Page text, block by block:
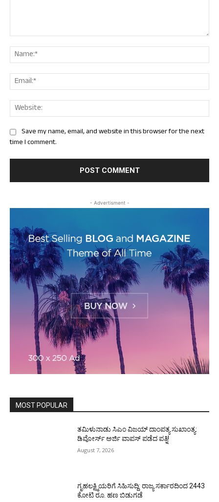
Save my name, email, and website in this browser for the next
time I comment.
- Advertisment -
MOST POPULAR
ತಮಿಳುನಾಡು ಸಿಎಂ ವಿಜಯ್‌ ದಾಂಪತ್ಯ ಸುಖಾಂತ್ಯ:
ಡಿವೋರ್ಸ್‌ ಅರ್ಜಿ ವಾಪಸ್‌ ಪಡೆದ ಪತ್ನಿ!
August 7, 2026
ಗೃಹಲಕ್ಷ್ಮಿಯರಿಗೆ ಸಿಹಿಸುದ್ದಿ: ರಾಜ್ಯ ಸರ್ಕಾರದಿಂದ 2443
ಕೋಟಿ ರೂ. ಹಣ ಬಿಡುಗಡೆ